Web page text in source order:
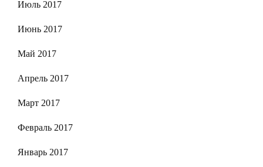
Июль 2017
Июнь 2017
Май 2017
Апрель 2017
Март 2017
Февраль 2017
Январь 2017